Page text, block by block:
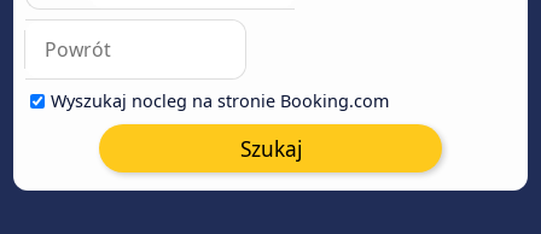
Wyszukaj nocleg na stronie Booking.com
Szukaj